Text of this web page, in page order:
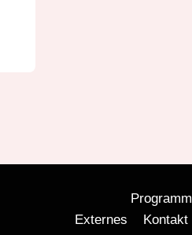
Programm
Externes
Kontakt